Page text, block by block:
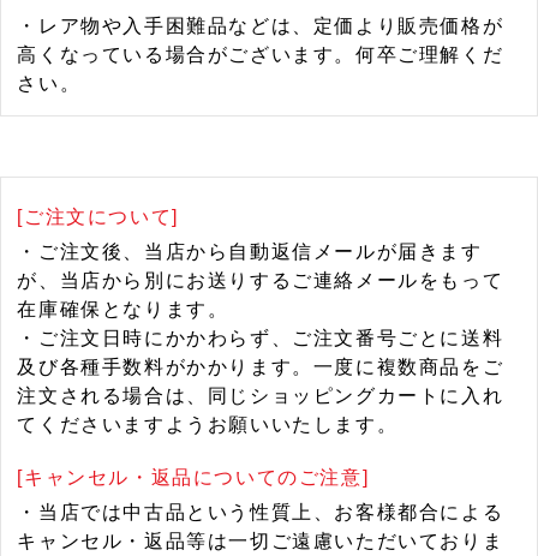
・レア物や入手困難品などは、定価より販売価格が
高くなっている場合がございます。何卒ご理解くだ
さい。
[ご注文について]
・ご注文後、当店から自動返信メールが届きます
が、当店から別にお送りするご連絡メールをもって
在庫確保となります。
・ご注文日時にかかわらず、ご注文番号ごとに送料
及び各種手数料がかかります。一度に複数商品をご
注文される場合は、同じショッピングカートに入れ
てくださいますようお願いいたします。
[キャンセル・返品についてのご注意]
・当店では中古品という性質上、お客様都合による
キャンセル・返品等は一切ご遠慮いただいておりま